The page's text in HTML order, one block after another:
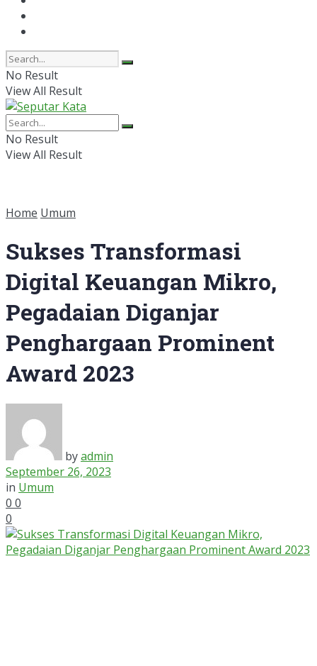
No Result
View All Result
No Result
View All Result
Home Umum
Sukses Transformasi
Digital Keuangan Mikro,
Pegadaian Diganjar
Penghargaan Prominent
Award 2023
byadmin
September 26, 2023
in Umum
0 0
0